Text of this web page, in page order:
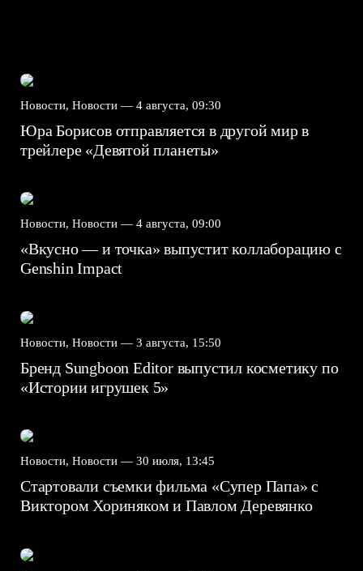
Новости, Новости — 4 августа, 09:30
Юра Борисов отправляется в другой мир в
трейлере «Девятой планеты»
Новости, Новости — 4 августа, 09:00
«Вкусно — и точка» выпустит коллаборацию с
Genshin Impact⁠⁠
Новости, Новости — 3 августа, 15:50
Бренд Sungboon Editor выпустил косметику по
«Истории игрушек 5»
Новости, Новости — 30 июля, 13:45
Стартовали съемки фильма «Супер Папа» с
Виктором Хориняком и Павлом Деревянко